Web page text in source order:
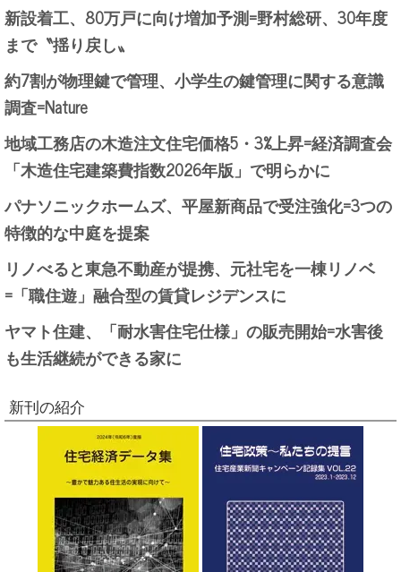
新設着工、80万戸に向け増加予測=野村総研、30年度
まで〝揺り戻し〟
約7割が物理鍵で管理、小学生の鍵管理に関する意識
調査=Nature
地域工務店の木造注文住宅価格5・3%上昇=経済調査会
「木造住宅建築費指数2026年版」で明らかに
パナソニックホームズ、平屋新商品で受注強化=3つの
特徴的な中庭を提案
リノべると東急不動産が提携、元社宅を一棟リノベ
=「職住遊」融合型の賃貸レジデンスに
ヤマト住建、「耐水害住宅仕様」の販売開始=水害後
も生活継続ができる家に
新刊の紹介